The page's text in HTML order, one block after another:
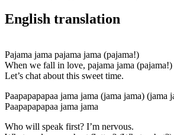
English translation
Pajama jama pajama jama (pajama!)
When we fall in love, pajama jama (pajama!)
Let’s chat about this sweet time.
Paapapapapaa jama jama (jama jama) (jama
Paapapapapaa jama jama
Who will speak first? I’m nervous.